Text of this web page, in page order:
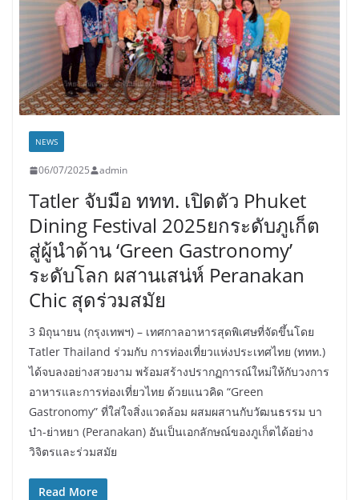
NEWS
06/07/2025 admin
Tatler จับมือ ททท. เปิดตัว Phuket
Dining Festival 2025ยกระดับภูเก็ต
สู่ผู้นำด้าน ‘Green Gastronomy’
ระดับโลก ผสานเสน่ห์ Peranakan
Chic สุดร่วมสมัย
3 มิถุนายน (กรุงเทพฯ) – เทศกาลอาหารสุดพิเศษที่จัดขึ้นโดย
Tatler Thailand ร่วมกับ การท่องเที่ยวแห่งประเทศไทย (ททท.)
ได้จบลงอย่างสวยงาม พร้อมสร้างปรากฏการณ์ใหม่ให้กับวงการ
อาหารและการท่องเที่ยวไทย ด้วยแนวคิด “Green
Gastronomy” ที่ใส่ใจสิ่งแวดล้อม ผสมผสานกับวัฒนธรรม บา
บ๋า-ย่าหยา (Peranakan) อันเป็นเอกลักษณ์ของภูเก็ตได้อย่าง
วิจิตรและร่วมสมัย
Read More